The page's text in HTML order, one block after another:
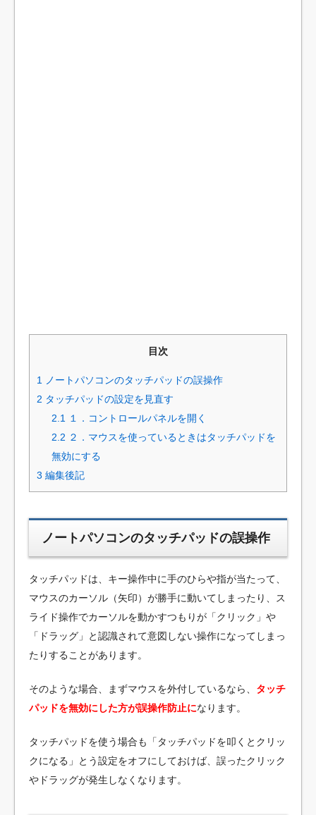
目次
1
ノートパソコンのタッチパッドの誤操作
2 タッチパッドの設定を見直す
2.1
１．コントロールパネルを開く
2.2 ２．マウスを使っているときはタッチパッドを
無効にする
3 編集後記
ノートパソコンのタッチパッドの誤操作
タッチパッドは、キー操作中に手のひらや指が当たって、
マウスのカーソル（矢印）が勝手に動いてしまったり、ス
ライド操作でカーソルを動かすつもりが「クリック」や
「ドラッグ」と認識されて意図しない操作になってしまっ
たりすることがあります。
そのような場合、まずマウスを外付しているなら、 タッチ
パッドを無効にした方が誤操作防止になります。
タッチパッドを使う場合も「タッチパッドを叩くとクリッ
クになる」とう設定をオフにしておけば、誤ったクリック
やドラッグが発生しなくなります。